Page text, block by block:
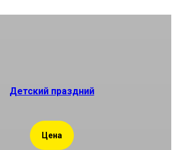
Детский праздний
Цена